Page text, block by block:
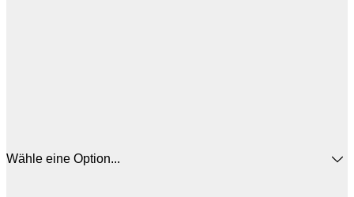
Wähle eine Option...